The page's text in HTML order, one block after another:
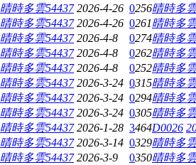
晴時多雲54437 2026-4-26 0256晴時多
晴時多雲54437 2026-4-26 0261晴時多
晴時多雲54437 2026-4-8 0274晴時多
晴時多雲54437 2026-4-8 0262晴時多
晴時多雲54437 2026-4-8 0252晴時多
晴時多雲54437 2026-3-24 0315晴時多
晴時多雲54437 2026-3-24 0294晴時多
晴時多雲54437 2026-3-24 0305晴時多
晴時多雲54437 2026-1-28 3464D0026
晴時多雲54437 2026-3-14 0329晴時多
晴時多雲54437 2026-3-9 0350晴時多